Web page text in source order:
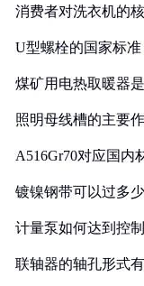
消费者对洗衣机的
U型螺栓的国家标准
煤矿用电热取暖器
照明母线槽的主要
A516Gr70对应国内
镀镍钢带可以过多
计量泵如何达到控
联轴器的轴孔形式